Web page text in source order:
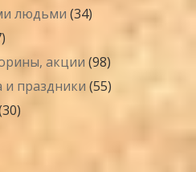
людьми (34)
акции (98)
и праздники (55)